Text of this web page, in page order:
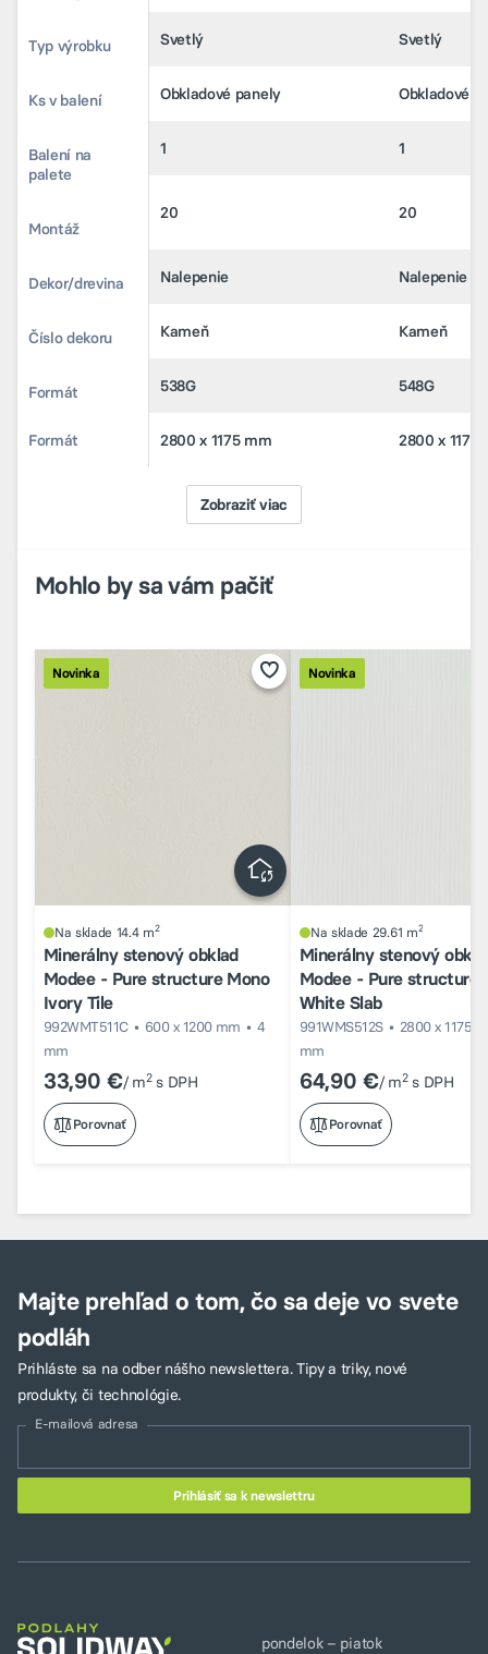
Farebný odtieň Svetlý Svetlý
Typ výrobku Obkladové panely Obkladové
Ks v balení 1 1
palete
20 20
Montáž Nalepenie Nalepenie
Dekor/drevina Kameň Kameň
Číslo dekoru 538G 548G
Formát 2800 x 1175 mm 2800 x 1175
Typ výrobku Obkladové panely Obkladové
Ks v balení 1 1
Balení na
palete
Montáž
Dekor/drevina Kameň Kameň
Číslo dekoru 538G 548G
Formát 2800 x 1175 mm 2800 x 1175
Zobraziť viac
Mohlo by sa vám pačiť
Novinka
Porovnať
Na sklade 14.4 m2
Minerálny stenový obklad
Modee - Pure structure Mono
Ivory Tile
992WMT511C 600 x 1200 mm
4
mm
33,90 €/ m2s DPH
Novinka
Porovnať
Na sklade 29.61 m2
Minerálny stenový
Modee - Pure structure
White Slab
991WMS512S
2800 x 1175
mm
64,90 €/ m2s DPH
Majte prehľad o tom, čo sa deje vo svete
podláh
Prihláste sa na odber nášho newslettera. Tipy a triky, nové
produkty, či technológie.
E-mailová adresa
pondelok – piatok